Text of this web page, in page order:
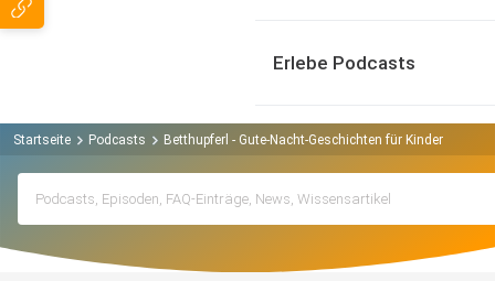
Erlebe Podcasts
Startseite Podcasts Betthupferl - Gute-Nacht-Geschichten für Kinder Podcast